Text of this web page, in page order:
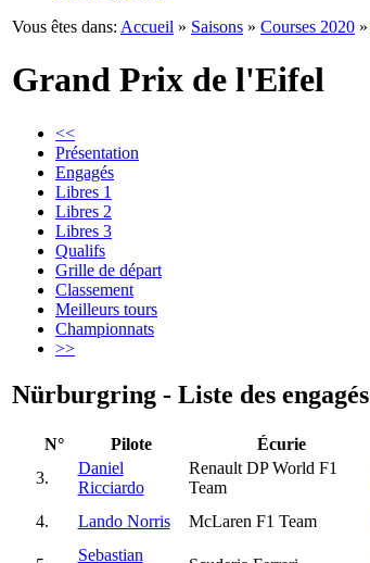
Vous êtes dans: Accueil » Saisons » Courses 2020 »
Grand Prix de l'Eifel
<<
Présentation
Engagés
Libres 1
Libres 2
Libres 3
Qualifs
Grille de départ
Classement
Meilleurs tours
Championnats
>>
Nürburgring - Liste des engagés
N° Pilote Écurie
3.
Daniel
Ricciardo
Renault DP World F1
Team
4. Lando Norris McLaren F1 Team
Sebastian